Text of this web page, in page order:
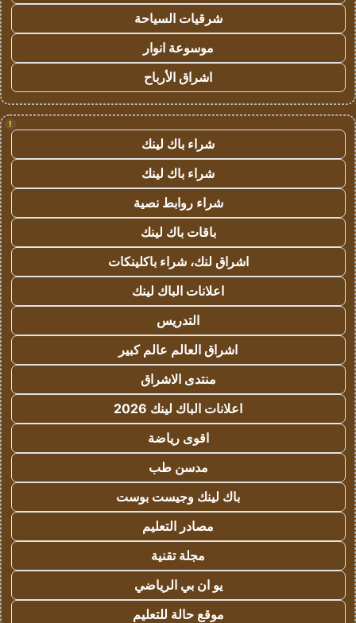
شرقيات السياحة
موسوعة انوار
اشراق الأرباح
!
شراء باك لينك
شراء باك لينك
شراء روابط نصية
باقات باك لينك
اشراق لنك، شراء باكلينكات
اعلانات الباك لينك
التدريس
اشراق العالم عالم كبير
منتدى الاشراق
اعلانات الباك لينك 2026
اقوى رياضة
مدسن طب
باك لينك وجيست بوست
مصادر التعليم
مجلة تقنية
يو ان بي الرياضي
موقع حالة للتعليم